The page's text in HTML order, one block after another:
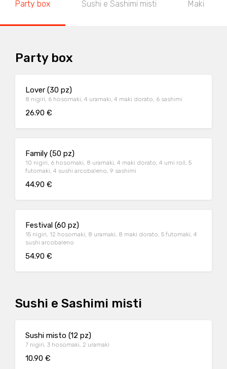
Party box Sushi e Sashimi misti Maki
Party box
Lover (30 pz)
8 nigiri, 6 hosomaki, 4 uramaki, 4 maki dorato, 6 sashimi
26.90 €
Family (50 pz)
10 nigiri, 6 hosomaki, 8 uramaki, 4 maki dorato, 4 umi roll, 5
futomaki, 4 sushi arcobaleno, 9 sashimi
44.90 €
Festival (60 pz)
15 nigiri, 12 hosomaki, 8 uramaki, 8 maki dorato, 5 futomaki, 4
sushi arcobaleno
54.90 €
Sushi e Sashimi misti
Sushi misto (12 pz)
7 nigiri, 3 hosomaki, 2 uramaki
10.90 €